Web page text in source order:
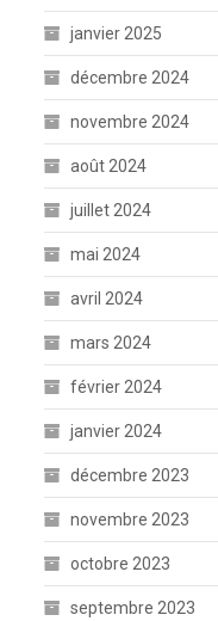
janvier 2025
décembre 2024
novembre 2024
août 2024
juillet 2024
mai 2024
avril 2024
mars 2024
février 2024
janvier 2024
décembre 2023
novembre 2023
octobre 2023
septembre 2023